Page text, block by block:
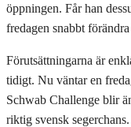
öppningen. Får han
fredagen snabbt
Förutsättningarna är
tidigt. Nu väntar en
Schwab Challenge blir
riktig svensk segerchans.